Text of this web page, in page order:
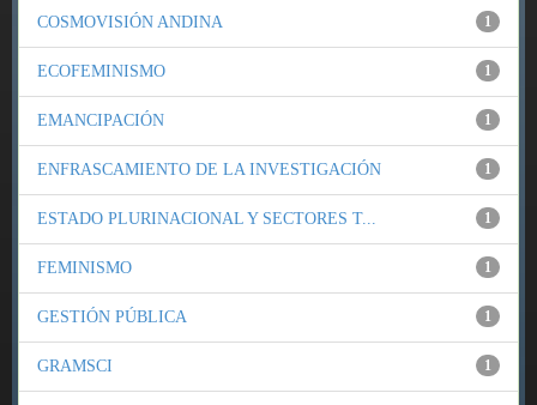
1
COSMOVISIÓN ANDINA
1
ECOFEMINISMO
1
EMANCIPACIÓN
1
ENFRASCAMIENTO DE LA INVESTIGACIÓN
1
ESTADO PLURINACIONAL Y SECTORES T...
1
FEMINISMO
1
GESTIÓN PÚBLICA
1
GRAMSCI